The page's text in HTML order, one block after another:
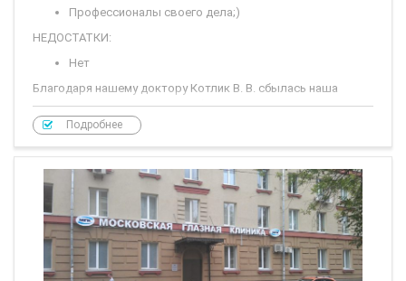
Профессионалы своего дела;)
НЕДОСТАТКИ:
Нет
Благодаря нашему доктору Котлик В. В. сбылась наша
мечта! С первой попытки я забеременела двойней, а ведь не
получалось целых 8 лет! Грамотный специалист,
внимательный и без лишних слов делает свою работу
профессионально!!! Спасибо
Подробнее